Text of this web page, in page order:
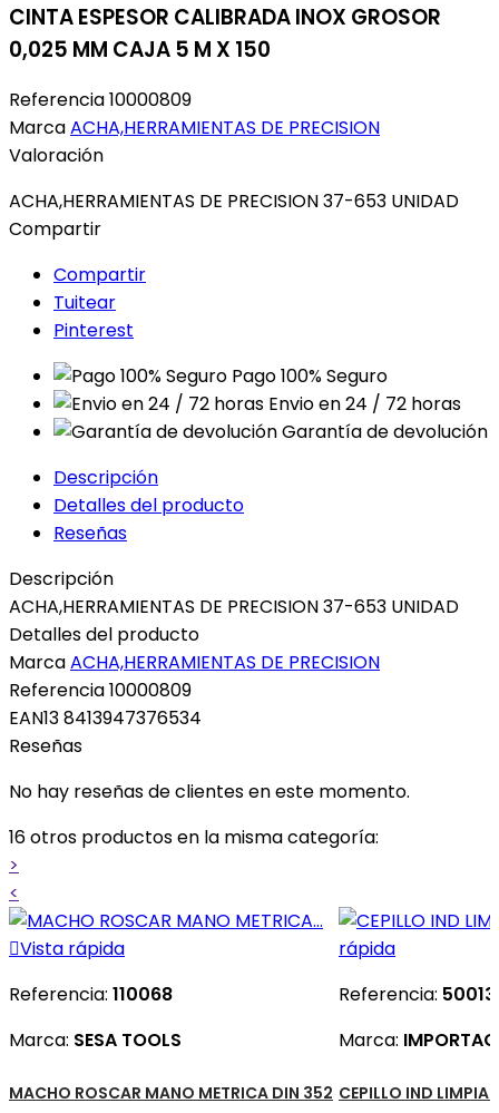
CINTA ESPESOR CALIBRADA INOX GROSOR
0,025 MM CAJA 5 M X 150
Referencia10000809
MarcaACHA,HERRAMIENTAS DE PRECISION
Valoración
ACHA,HERRAMIENTAS DE PRECISION 37-653 UNIDAD
Compartir
Compartir
Tuitear
Pinterest
Pago 100% Seguro
Envio en 24 / 72 horas
Garantía de devolución
Descripción
Detalles del producto
Reseñas
Descripción
ACHA,HERRAMIENTAS DE PRECISION 37-653 UNIDAD
Detalles del producto
MarcaACHA,HERRAMIENTAS DE PRECISION
Referencia10000809
EAN138413947376534
Reseñas
No hay reseñas de clientes en este momento.
16 otros productos en la misma categoría:
>
<
Vista rápida
Referencia: 110068
Marca: SESA TOOLS
MACHO ROSCAR MANO METRICA DIN 352
rápida
Referencia:
Marca:
CEPILLO IND